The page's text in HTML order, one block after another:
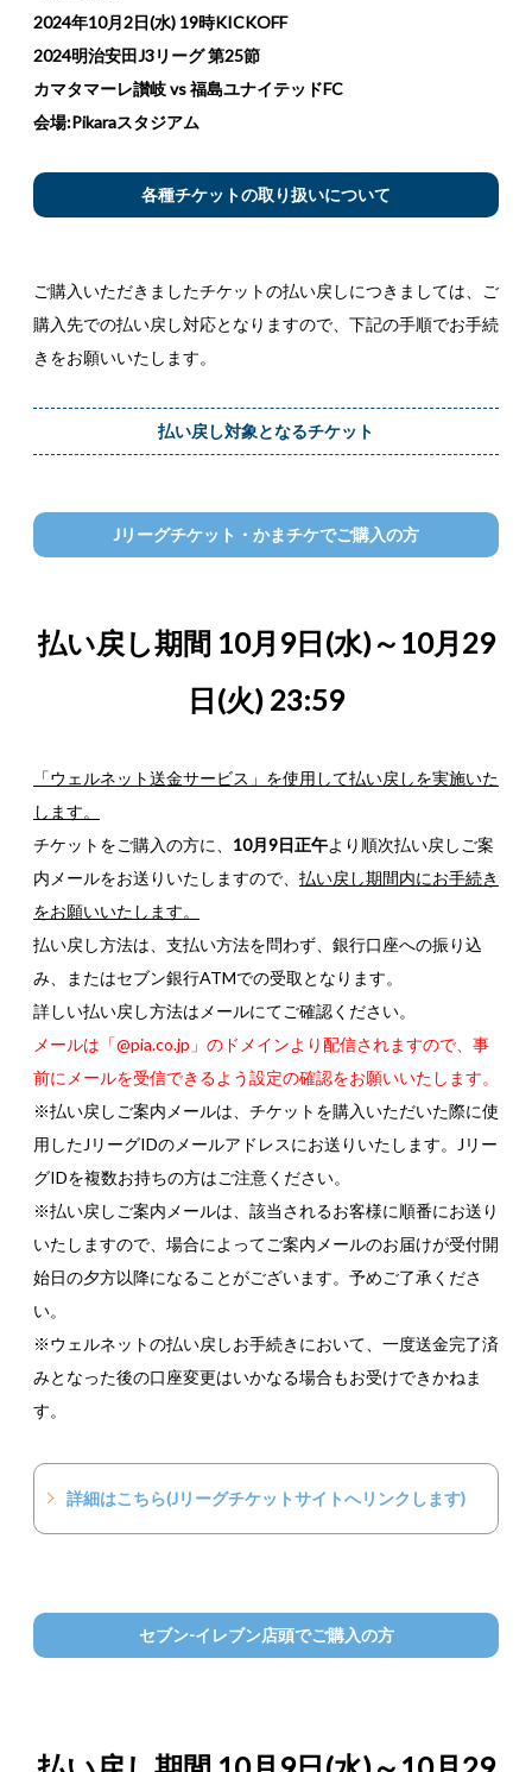
2024年10月2日(水) 19時KICKOFF
2024明治安田J3リーグ 第25節
カマタマーレ讃岐 vs 福島ユナイテッドFC
会場:Pikaraスタジアム
各種チケットの取り扱いについて
ご購入いただきましたチケットの払い戻しにつきましては、ご
購入先での払い戻し対応となりますので、下記の手順でお手続
きをお願いいたします。
払い戻し対象となるチケット
Jリーグチケット・かまチケでご購入の方
払い戻し期間 10月9日(水)～10月29
日(火) 23:59
「ウェルネット送金サービス」を使用して払い戻しを実施いた
します。
チケットをご購入の方に、 10月9日正午より順次払い戻しご案
内メールをお送りいたしますので、 払い戻し期間内にお手続き
をお願いいたします。
払い戻し方法は、支払い方法を問わず、銀行口座への振り込
み、またはセブン銀行ATMでの受取となります。
詳しい払い戻し方法はメールにてご確認ください。
メールは「@pia.co.jp」のドメインより配信されますので、事
前にメールを受信できるよう設定の確認をお願いいたします。
※払い戻しご案内メールは、チケットを購入いただいた際に使
用したJリーグIDのメールアドレスにお送りいたします。Jリー
グIDを複数お持ちの方はご注意ください。
※払い戻しご案内メールは、該当されるお客様に順番にお送り
いたしますので、場合によってご案内メールのお届けが受付開
始日の夕方以降になることがございます。予めご了承くださ
い。
※ウェルネットの払い戻しお手続きにおいて、一度送金完了済
みとなった後の口座変更はいかなる場合もお受けできかねま
す。
詳細はこちら(Jリーグチケットサイトへリンクします)
セブン-イレブン店頭でご購入の方